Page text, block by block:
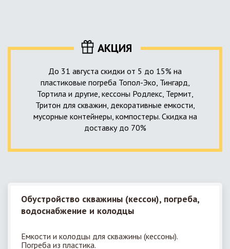
высокотехнологичное устройство, встраиваемое в
канализационную систему и обеспечивающее
АКЦИЯ
До 31 августа скидки от 5 до 15% на
пластиковые погреба Топол-Эко, Тингард,
Тортила и другие, кессоны Родлекс, Термит,
Тритон для скважин, декоративные емкости,
мусорные контейнеры, компостеры. Скидка на
доставку до 70%
Обустройство скважины (кессон), погреба,
водоснабжение и колодцы
Емкости и колодцы для скважины (кессоны).
Погреба из пластика.